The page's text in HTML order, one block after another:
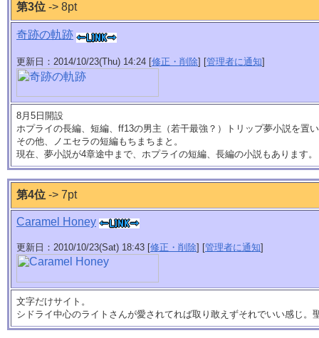
第3位 -> 8pt
奇跡の軌跡
更新日：2014/10/23(Thu) 14:24 [修正・削除] [管理者に通知]
8月5日開設
ホプライの長編、短編、ff13の男主（若干最強？）トリップ夢小説を置
その他、ノエセラの短編もちまちまと。
現在、夢小説が4章途中まで、ホプライの短編、長編の小説もあります。
第4位 -> 7pt
Caramel Honey
更新日：2010/10/23(Sat) 18:43 [修正・削除] [管理者に通知]
文字だけサイト。
シドライ中心のライトさんが愛されてれば取り敢えずそれでいい感じ。